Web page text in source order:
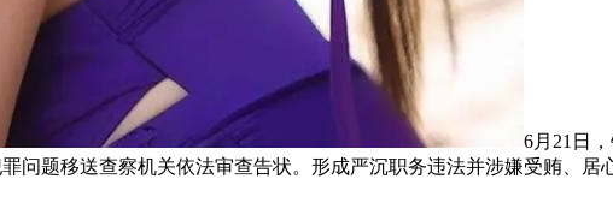
6月21日
问题移送查察机关依法审查告状。形成严沉职务违法并涉嫌受贿、